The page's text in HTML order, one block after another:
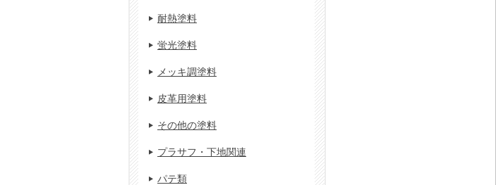
耐熱塗料
蛍光塗料
メッキ調塗料
皮革用塗料
その他の塗料
プラサフ・下地関連
パテ類